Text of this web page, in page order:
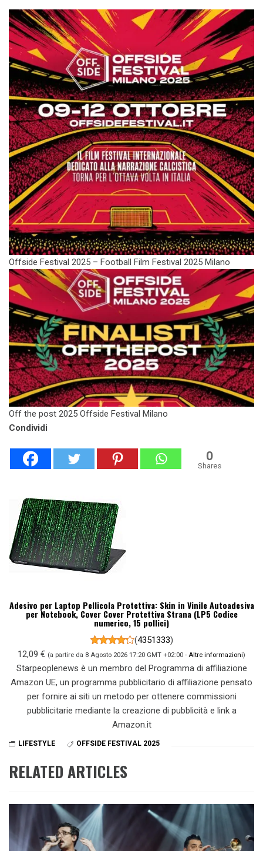
Offside Festival 2025 – Football Film Festival 2025 Milano
Off the post 2025 Offside Festival Milano
Condividi
0
Shares
Adesivo per Laptop Pellicola Protettiva: Skin in Vinile Autoadesiva
per Notebook, Cover Cover Protettiva Strana (LP5 Codice
numerico, 15 pollici)
(4351333)
12,09 € (a partire da 8 Agosto 2026 17:20 GMT +02:00 - Altre informazioni)
Starpeoplenews è un membro del Programma di affiliazione
Amazon UE, un programma pubblicitario di affiliazione pensato
per fornire ai siti un metodo per ottenere commissioni
pubblicitarie mediante la creazione di pubblicità e link a
Amazon.it
LIFESTYLE OFFSIDE FESTIVAL 2025
RELATED ARTICLES